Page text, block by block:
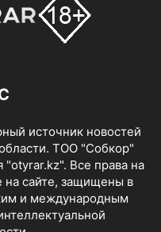
источник новостей
ТОО "Собкор"
"otyrar.kz". Все права на
на сайте, защищены в
и международным